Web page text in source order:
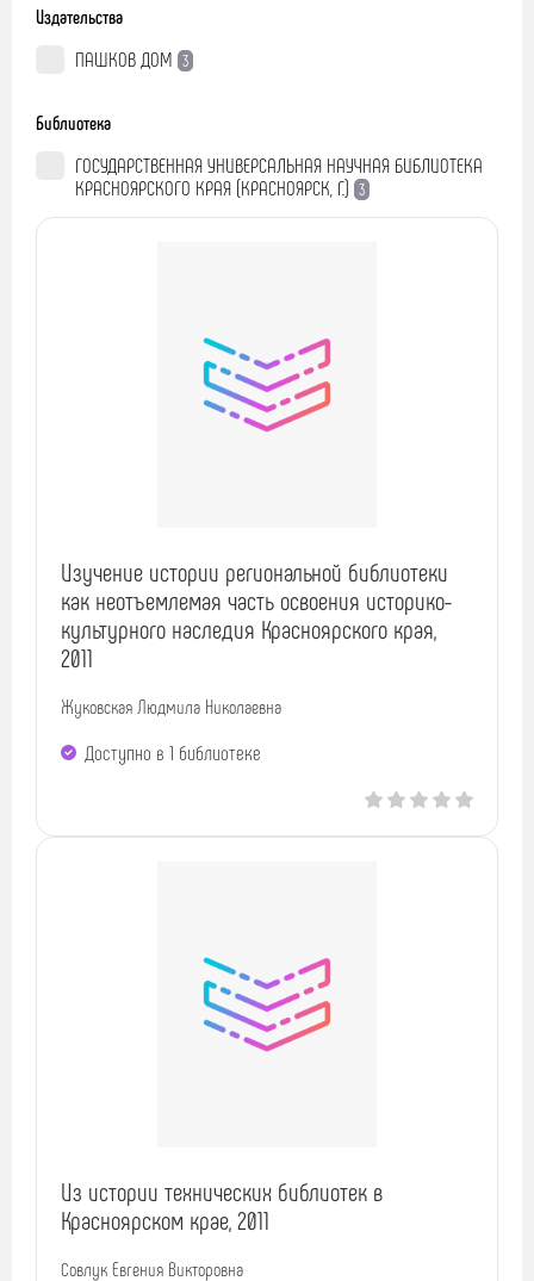
Издательства
ПАШКОВ ДОМ 3
Библиотека
ГОСУДАРСТВЕННАЯ УНИВЕРСАЛЬНАЯ НАУЧНАЯ БИБЛИОТЕКА
КРАСНОЯРСКОГО КРАЯ (КРАСНОЯРСК, Г.) 3
Изучение истории региональной библиотеки
как неотъемлемая часть освоения историко-
культурного наследия Красноярского края,
2011
Жуковская Людмила Николаевна
Доступно в 1 библиотекe
Из истории технических библиотек в
Красноярском крае, 2011
Совлук Евгения Викторовна